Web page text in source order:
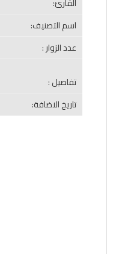
اسم التصنيف:
عدد الزوار :
تفاصيل :
تاريخ الاضافة: